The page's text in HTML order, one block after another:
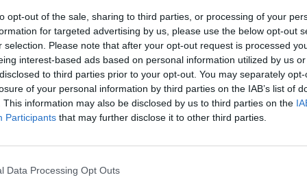
opt-out of the sale, sharing to third parties, or processing of your
for targeted advertising by us, please use the below opt-out
selection. Please note that after your opt-out request is processed
interest-based ads based on personal information utilized by us
to third parties prior to your opt-out. You may separately
of your personal information by third parties on the IAB’s list of
This information may also be disclosed by us to third parties on the
Participants that may further disclose it to other third parties.
Data Processing Opt Outs
a fogyasztóknak, így a
gyakorlatokat, és nem örülnek
Reena Sewraz szerint különösen
vagy lecserélik az összetevőket
közeledtével a vásárlók a
és gyártóknak
fognak tetszeni a
őket, és segítene